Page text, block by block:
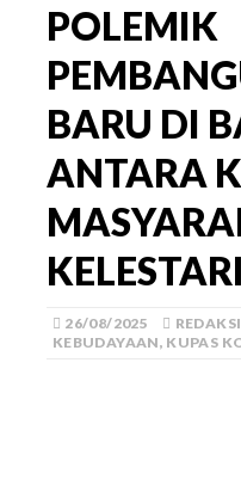
POLEMIK
BARU DI
ANTARA
26/08/2025 REDAKSI
KEBUDAYAAN, KUPAS